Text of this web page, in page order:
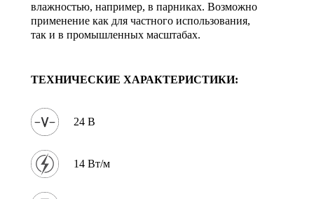
влажностью, например, в парниках. Возможно
применение как для частного использования,
так и в промышленных масштабах.
ТЕХНИЧЕСКИЕ ХАРАКТЕРИСТИКИ:
24 В
14 Вт/м